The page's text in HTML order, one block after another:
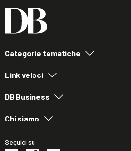
Categorie tematiche
Link veloci
DB Business
Chi siamo
Seguici su